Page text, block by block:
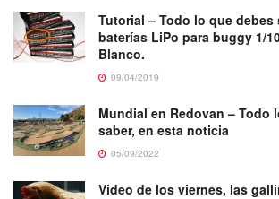
Tutorial – Todo lo que debes
baterías LiPo para buggy 1/
Blanco.
09/04/2019
Mundial en Redovan – Todo
saber, en esta noticia
05/09/2022
Video de los viernes, las